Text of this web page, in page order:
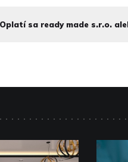
Oplatí sa ready made s.r.o.